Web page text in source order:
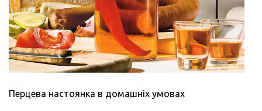
Перцева настоянка в домашніх умовах